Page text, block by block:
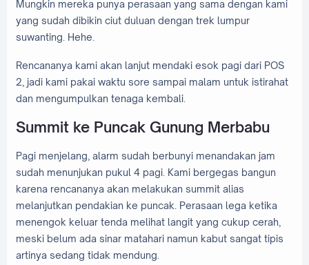
Mungkin mereka punya perasaan yang sama dengan kami
yang sudah dibikin ciut duluan dengan trek lumpur
suwanting. Hehe.
Rencananya kami akan lanjut mendaki esok pagi dari POS
2, jadi kami pakai waktu sore sampai malam untuk istirahat
dan mengumpulkan tenaga kembali.
Summit ke Puncak Gunung Merbabu
Pagi menjelang, alarm sudah berbunyi menandakan jam
sudah menunjukan pukul 4 pagi. Kami bergegas bangun
karena rencananya akan melakukan summit alias
melanjutkan pendakian ke puncak. Perasaan lega ketika
menengok keluar tenda melihat langit yang cukup cerah,
meski belum ada sinar matahari namun kabut sangat tipis
artinya sedang tidak mendung.